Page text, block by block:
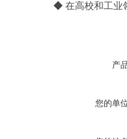
◆ 在高校和工业
产
您的单